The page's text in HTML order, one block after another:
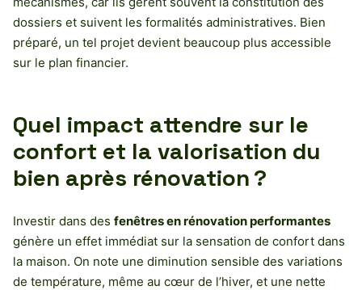
dossiers et suivent les formalités administratives. Bien
préparé, un tel projet devient beaucoup plus accessible
sur le plan financier.
Quel impact attendre sur le
confort et la valorisation du
bien après rénovation ?
Investir dans des fenêtres en rénovation performantes
génère un effet immédiat sur la sensation de confort dans
la maison. On note une diminution sensible des variations
de température, même au cœur de l’hiver, et une nette